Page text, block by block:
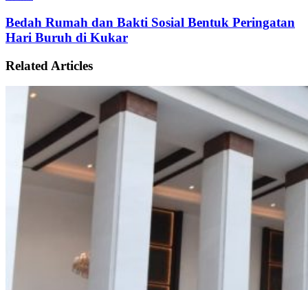
Bedah Rumah dan Bakti Sosial Bentuk Peringatan
Hari Buruh di Kukar
Related Articles